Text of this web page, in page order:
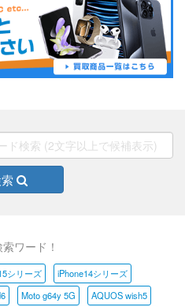
ワード！
シリーズ
iPhone14シリーズ
Moto g64y 5G
AQUOS wish5